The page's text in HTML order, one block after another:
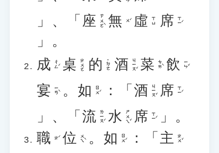
」、「 座 ㄗㄨㄛˋ 無 ㄨˊ 虛 ㄒㄩ 席 ㄒㄧˊ
」。
成 ㄔㄥˊ 桌 ㄓㄨㄛ 的 ˙ㄉㄜ 酒 ㄐㄧㄡˇ 菜 ㄘㄞˋ 飲 ㄧㄣˇ
宴 ㄧㄢˋ 。 如 ㄖㄨˊ ：「 酒 ㄐㄧㄡˇ 席 ㄒㄧˊ
」、「 流 ㄌㄧㄡˊ 水 ㄕㄨㄟˇ 席 ㄒㄧˊ
」。
職
ㄓˊ 位 ㄨㄟˋ 。 如 ㄖㄨˊ ：「 主 ㄓㄨˇ